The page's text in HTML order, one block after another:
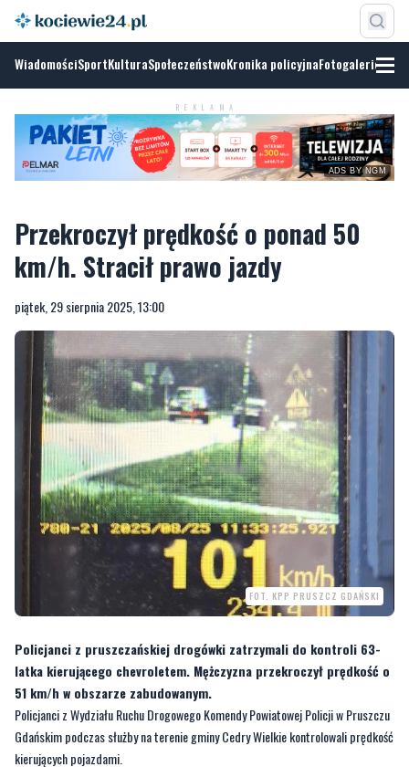
WiadomościSportKulturaSpołeczeństwoKronika policyjnaFotogalerie
REKLAMA
ADS BY NGM
Przekroczył prędkość o ponad 50
km/h. Stracił prawo jazdy
piątek, 29 sierpnia 2025, 13:00
FOT. KPP PRUSZCZ GDAŃSKI
Policjanci z pruszczańskiej drogówki zatrzymali do kontroli 63-
latka kierującego chevroletem. Mężczyzna przekroczył prędkość o
51 km/h w obszarze zabudowanym.
Policjanci z Wydziału Ruchu Drogowego Komendy Powiatowej Policji w Pruszczu
Gdańskim podczas służby na terenie gminy Cedry Wielkie kontrolowali prędkość
kierujących pojazdami.